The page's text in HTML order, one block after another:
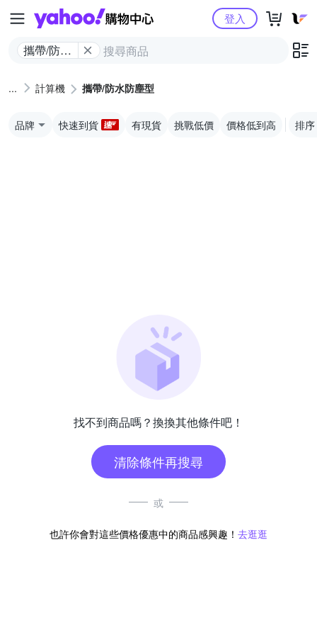
Yahoo購物中心
攜帶/防水
登入
計算機 攜帶/防水防塵型
品牌 快速到貨 有現貨 挑戰低價 價格低到高 排序
找不到商品嗎？換換其他條件吧！
清除條件再搜尋
或
也許你會對這些價格優惠中的商品感興趣！ 去逛逛